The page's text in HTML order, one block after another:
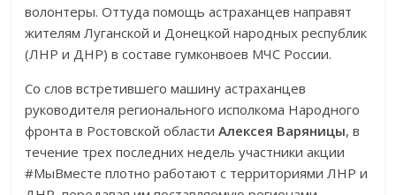
волонтеры. Оттуда помощь астраханцев направят
жителям Луганской и Донецкой народных республик
(ЛНР и ДНР) в составе гумконвоев МЧС России.
Со слов встретившего машину астраханцев
руководителя регионального исполкома Народного
фронта в Ростовской областиАлексея Варяницы, в
течение трех последних недель участники акции
#МыВместе плотно работают с территориями ЛНР и